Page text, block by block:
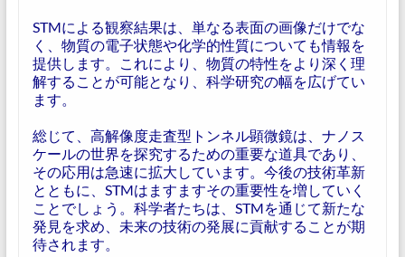
STMによる観察結果は、単なる表面の画像だけでな
く、物質の電子状態や化学的性質についても情報を
提供します。これにより、物質の特性をより深く理
解することが可能となり、科学研究の幅を広げてい
ます。
総じて、高解像度走査型トンネル顕微鏡は、ナノス
ケールの世界を探究するための重要な道具であり、
その応用は急速に拡大しています。今後の技術革新
とともに、STMはますますその重要性を増していく
ことでしょう。科学者たちは、STMを通じて新たな
発見を求め、未来の技術の発展に貢献することが期
待されます。